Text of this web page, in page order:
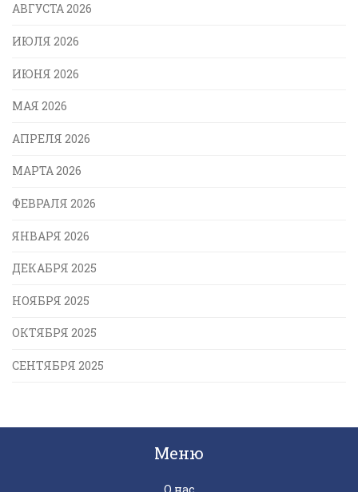
АВГУСТА 2026
ИЮЛЯ 2026
ИЮНЯ 2026
МАЯ 2026
АПРЕЛЯ 2026
МАРТА 2026
ФЕВРАЛЯ 2026
ЯНВАРЯ 2026
ДЕКАБРЯ 2025
НОЯБРЯ 2025
ОКТЯБРЯ 2025
СЕНТЯБРЯ 2025
Меню